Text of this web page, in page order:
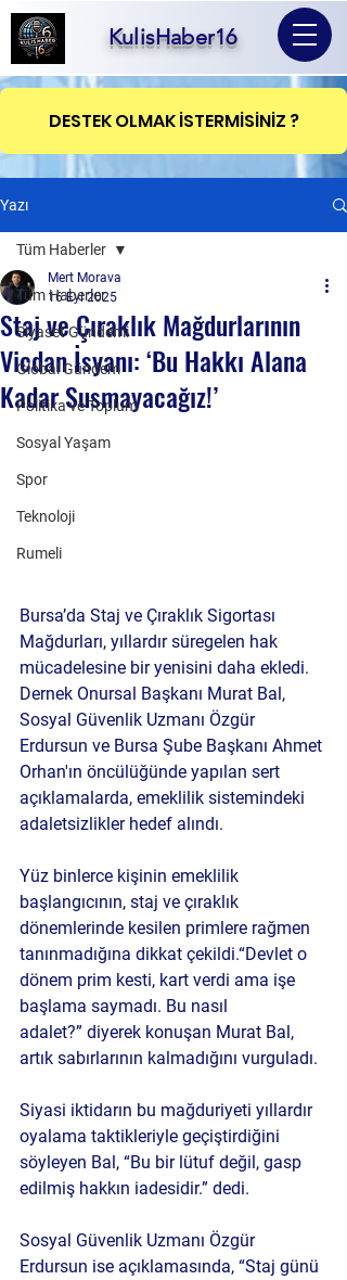
KulisHaber16
DESTEK OLMAK İSTERMİSİNİZ ?
Yazı
Tüm Haberler
Siyaset Gündemi
Global Gündem
Politika ve Toplum
Sosyal Yaşam
Spor
Teknoloji
Rumeli
Tüm Haberler
Staj ve Çıraklık Mağdurlarının
Vicdan İsyanı: ‘Bu Hakkı Alana
Kadar Susmayacağız!’
Mert Morava
16 Eyl 2025
Bursa’da Staj ve Çıraklık Sigortası
Mağdurları, yıllardır süregelen hak
mücadelesine bir yenisini daha ekledi.
Dernek Onursal Başkanı Murat Bal,
Sosyal Güvenlik Uzmanı Özgür
Erdursun ve Bursa Şube Başkanı Ahmet
Orhan'ın öncülüğünde yapılan sert
açıklamalarda, emeklilik sistemindeki
adaletsizlikler hedef alındı.
Yüz binlerce kişinin emeklilik
başlangıcının, staj ve çıraklık
dönemlerinde kesilen primlere rağmen
tanınmadığına dikkat çekildi.“Devlet o
dönem prim kesti, kart verdi ama işe
başlama saymadı. Bu nasıl
adalet?” diyerek konuşan Murat Bal,
artık sabırlarının kalmadığını vurguladı.
Siyasi iktidarın bu mağduriyeti yıllardır
oyalama taktikleriyle geçiştirdiğini
söyleyen Bal, “Bu bir lütuf değil, gasp
edilmiş hakkın iadesidir.” dedi.
Sosyal Güvenlik Uzmanı Özgür
Erdursun ise açıklamasında, “Staj günü